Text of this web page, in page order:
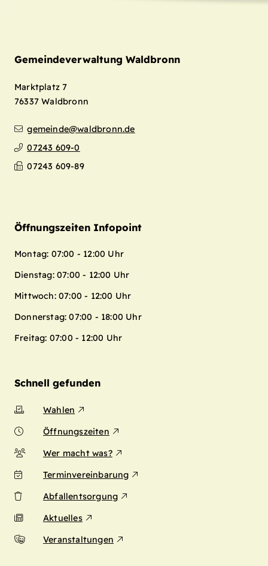
Gemeindeverwaltung Waldbronn
Marktplatz 7
76337 Waldbronn
gemeinde@waldbronn.de
07243 609-0
07243 609-89
Öffnungszeiten Infopoint
Montag: 07:00 - 12:00 Uhr
Dienstag: 07:00 - 12:00 Uhr
Mittwoch: 07:00 - 12:00 Uhr
Donnerstag: 07:00 - 18:00 Uhr
Freitag: 07:00 - 12:00 Uhr
Schnell gefunden
Wahlen
Öffnungszeiten
Wer macht was?
Terminvereinbarung
Abfallentsorgung
Aktuelles
Veranstaltungen